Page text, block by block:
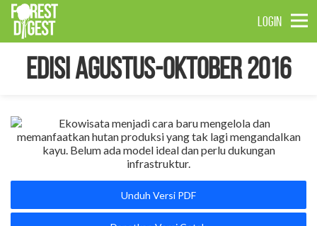
LOGIN
Edisi Agustus-Oktober 2016
Unduh Versi PDF